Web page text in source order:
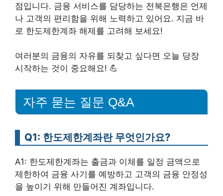
점입니다. 금융 서비스를 담당하는 전북은행은 언제
나 고객의 편리함을 위해 노력하고 있어요. 지금 바
로 한도제한계좌 해제를 고려해 보세요!
여러분의 금융의 자유를 되찾고 싶다면 오늘 당장
시작하는 것이 중요해요! 💪
자주 묻는 질문 Q&A
Q1: 한도제한계좌란 무엇인가요?
A1: 한도제한계좌는 출금과 이체를 일정 금액으로
제한하여 금융 사기를 예방하고 고객의 금융 안정성
을 높이기 위해 만들어진 계좌입니다.